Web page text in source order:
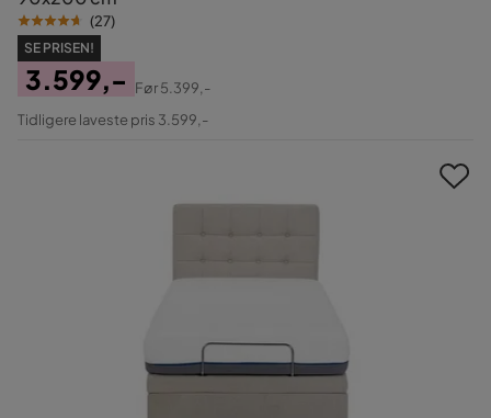
(27)
SE PRISEN!
Pris
3.599,-
Original
Før5.399,-
Tidligere laveste pris 3.599,-